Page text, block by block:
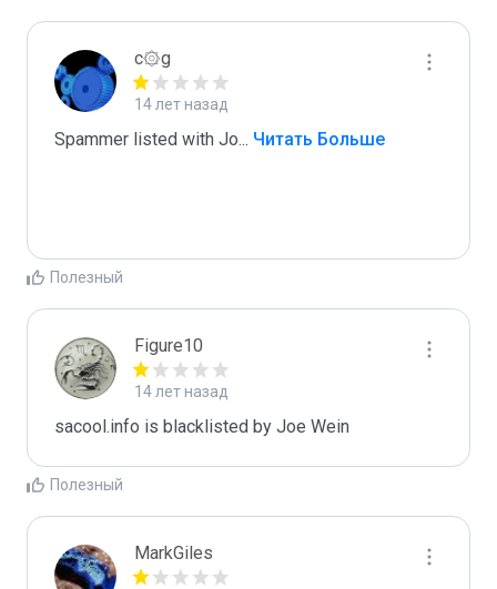
c۞g
14 лет назад
Spammer listed with Jo... Читать Больше
Полезный
Figure10
14 лет назад
sacool.info is blacklisted by Joe Wein
Полезный
MarkGiles